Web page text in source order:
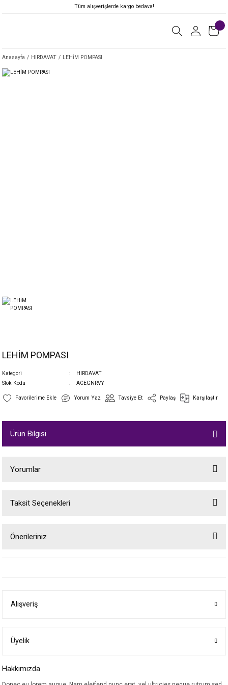
Tüm alışverişlerde kargo bedava!
Anasayfa HIRDAVAT LEHİM POMPASI
LEHİM POMPASI
Kategori
HIRDAVAT
Stok Kodu
ACEGNRVY
Yorum Yaz Tavsiye Et Paylaş Karşılaştır
Ürün Bilgisi
Yorumlar
Taksit Seçenekleri
Önerileriniz
Ürün bilgilerinde hatalar bulunuyor.
Bu ürüne benzer farklı alternatifler olmalı.
Alışveriş
Üyelik
Hakkımızda